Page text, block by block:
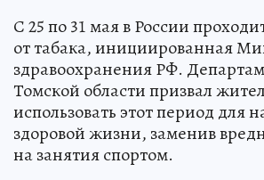
С 25 по 31 мая в России
от табака, инициированная
здравоохранения РФ.
Томской области призвал
использовать этот период для
здоровой жизни, заменив
на занятия спортом.